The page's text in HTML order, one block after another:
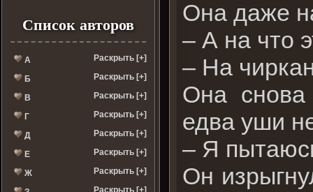
Список авторов
А Раскрыть [+]
Б Раскрыть [+]
В Раскрыть [+]
Г Раскрыть [+]
Д Раскрыть [+]
Е Раскрыть [+]
Ж Раскрыть [+]
Раскрыть [+]
Она даже
– А на что
– На
Она снова
едва уши
– Я
Он